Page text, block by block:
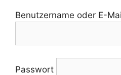
Benutzername oder E-
Passwort